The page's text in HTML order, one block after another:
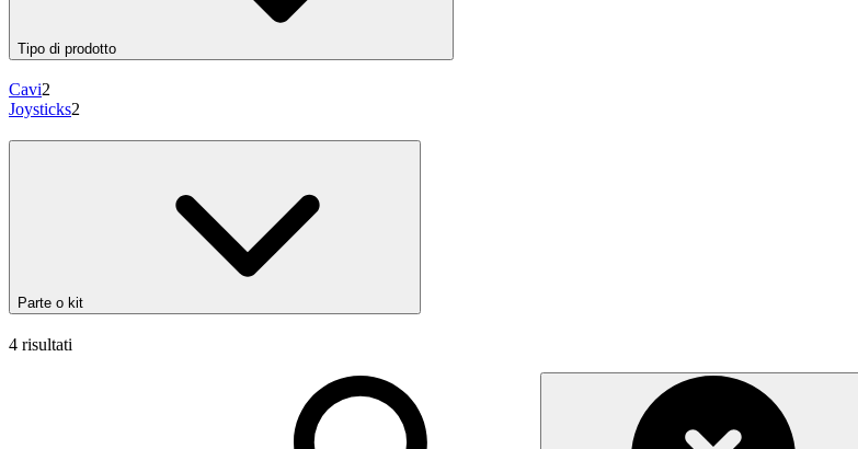
Tipo di prodotto
Cavi2
Joysticks2
Parte o kit
4 risultati